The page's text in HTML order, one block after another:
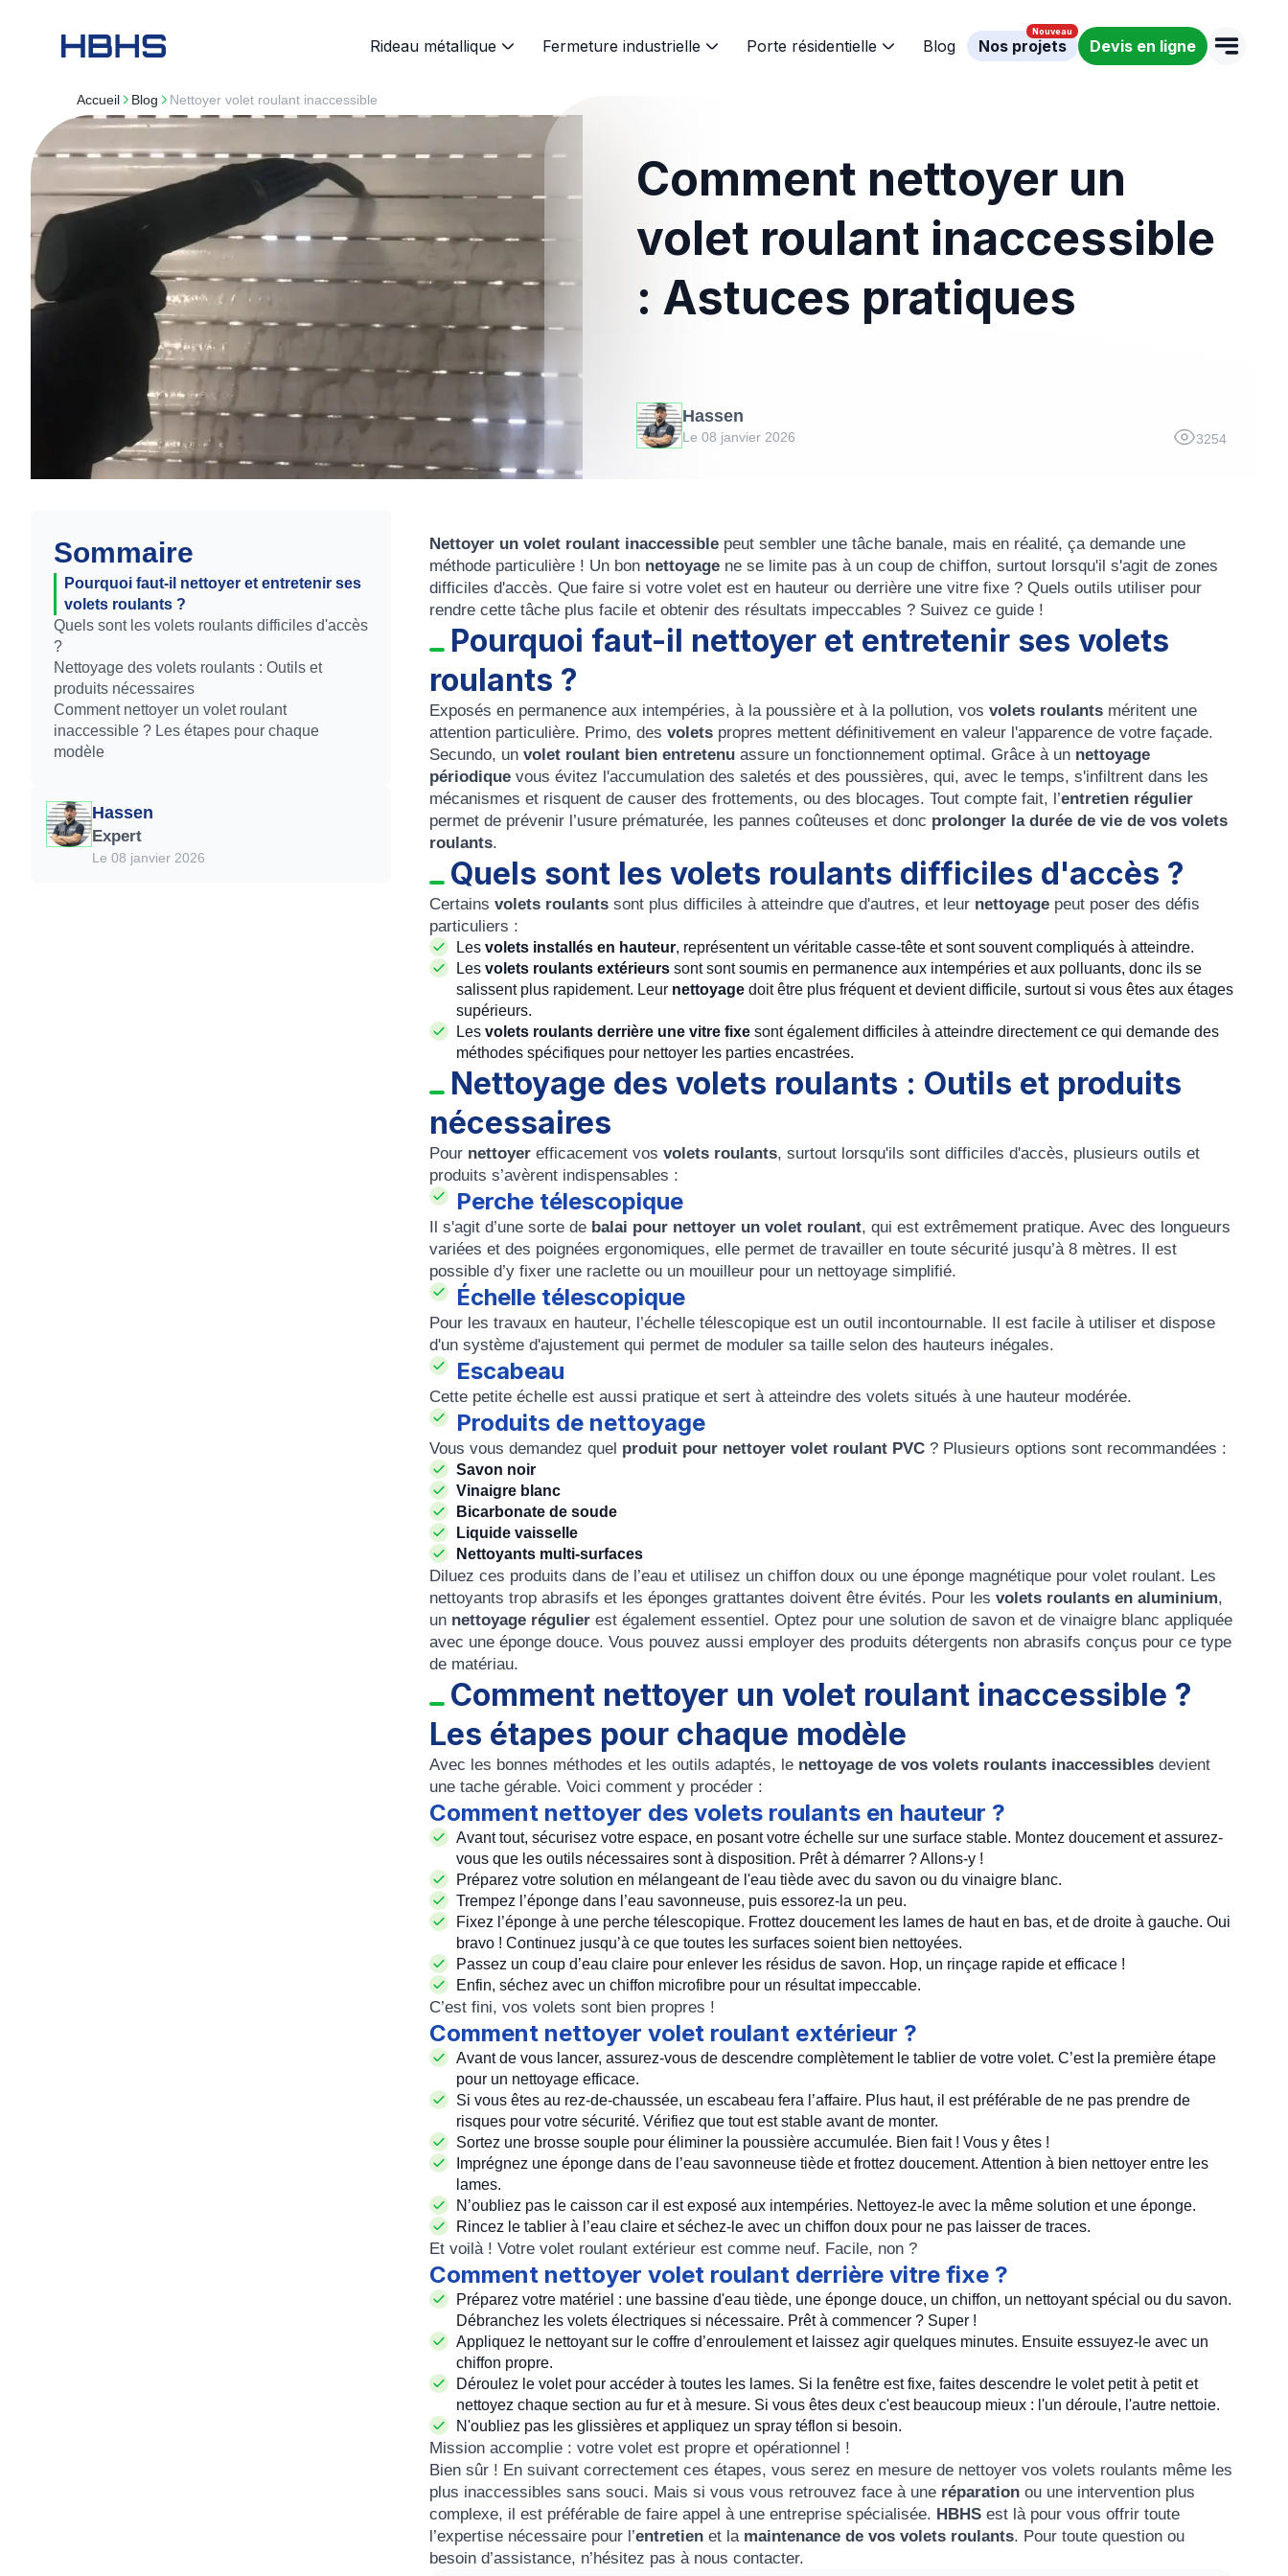
Rideau métallique Fermeture industrielle Porte résidentielle Blog Nos projets Devis en ligne
Accueil blog Nettoyer volet roulant inaccessible
Comment nettoyer un
volet roulant inaccessible
: Astuces pratiques
Hassen
Le 08 janvier 2026 3254
Sommaire
Pourquoi faut-il nettoyer et entretenir ses
volets roulants ?
Quels sont les volets roulants difficiles d'accès
?
Nettoyage des volets roulants : Outils et
produits nécessaires
Comment nettoyer un volet roulant
inaccessible ? Les étapes pour chaque
modèle
Hassen
Expert
Le 08 janvier 2026
Nettoyer un volet roulant inaccessible peut sembler une tâche banale, mais en réalité, ça demande une
méthode particulière ! Un bon nettoyage ne se limite pas à un coup de chiffon, surtout lorsqu'il s'agit de zones
difficiles d'accès. Que faire si votre volet est en hauteur ou derrière une vitre fixe ? Quels outils utiliser pour
rendre cette tâche plus facile et obtenir des résultats impeccables ? Suivez ce guide !
Pourquoi faut-il nettoyer et entretenir ses volets
roulants ?
Exposés en permanence aux intempéries, à la poussière et à la pollution, vos volets roulants méritent une
attention particulière. Primo, des volets propres mettent définitivement en valeur l'apparence de votre façade.
Secundo, un volet roulant bien entretenu assure un fonctionnement optimal. Grâce à un nettoyage
périodique vous évitez l'accumulation des saletés et des poussières, qui, avec le temps, s'infiltrent dans les
mécanismes et risquent de causer des frottements, ou des blocages. Tout compte fait, l’entretien régulier
permet de prévenir l’usure prématurée, les pannes coûteuses et donc prolonger la durée de vie de vos volets
roulants.
Quels sont les volets roulants difficiles d'accès ?
Certains volets roulants sont plus difficiles à atteindre que d'autres, et leur nettoyage peut poser des défis
particuliers :
Les volets installés en hauteur, représentent un véritable casse-tête et sont souvent compliqués à atteindre.
Les volets roulants extérieurs sont sont soumis en permanence aux intempéries et aux polluants, donc ils se
salissent plus rapidement. Leur nettoyage doit être plus fréquent et devient difficile, surtout si vous êtes aux étages
supérieurs.
Les volets roulants derrière une vitre fixe sont également difficiles à atteindre directement ce qui demande des
méthodes spécifiques pour nettoyer les parties encastrées.
Nettoyage des volets roulants : Outils et produits
nécessaires
Pour nettoyer efficacement vos volets roulants, surtout lorsqu'ils sont difficiles d'accès, plusieurs outils et
produits s’avèrent indispensables :
Perche télescopique
Il s'agit d’une sorte de balai pour nettoyer un volet roulant, qui est extrêmement pratique. Avec des longueurs
variées et des poignées ergonomiques, elle permet de travailler en toute sécurité jusqu’à 8 mètres. Il est
possible d’y fixer une raclette ou un mouilleur pour un nettoyage simplifié.
Échelle télescopique
Pour les travaux en hauteur, l’échelle télescopique est un outil incontournable. Il est facile à utiliser et dispose
d'un système d'ajustement qui permet de moduler sa taille selon des hauteurs inégales.
Escabeau
Cette petite échelle est aussi pratique et sert à atteindre des volets situés à une hauteur modérée.
Produits de nettoyage
Vous vous demandez quel produit pour nettoyer volet roulant PVC ? Plusieurs options sont recommandées :
Savon noir
Vinaigre blanc
Bicarbonate de soude
Liquide vaisselle
Nettoyants multi-surfaces
Diluez ces produits dans de l’eau et utilisez un chiffon doux ou une éponge magnétique pour volet roulant. Les
nettoyants trop abrasifs et les éponges grattantes doivent être évités. Pour les volets roulants en aluminium,
un nettoyage régulier est également essentiel. Optez pour une solution de savon et de vinaigre blanc appliquée
avec une éponge douce. Vous pouvez aussi employer des produits détergents non abrasifs conçus pour ce type
de matériau.
Comment nettoyer un volet roulant inaccessible ?
Les étapes pour chaque modèle
Avec les bonnes méthodes et les outils adaptés, le nettoyage de vos volets roulants inaccessibles devient
une tache gérable. Voici comment y procéder :
Comment nettoyer des volets roulants en hauteur ?
Avant tout, sécurisez votre espace, en posant votre échelle sur une surface stable. Montez doucement et assurez-
vous que les outils nécessaires sont à disposition. Prêt à démarrer ? Allons-y !
Préparez votre solution en mélangeant de l'eau tiède avec du savon ou du vinaigre blanc.
Trempez l’éponge dans l’eau savonneuse, puis essorez-la un peu.
Fixez l’éponge à une perche télescopique. Frottez doucement les lames de haut en bas, et de droite à gauche. Oui
bravo ! Continuez jusqu’à ce que toutes les surfaces soient bien nettoyées.
Passez un coup d’eau claire pour enlever les résidus de savon. Hop, un rinçage rapide et efficace !
Enfin, séchez avec un chiffon microfibre pour un résultat impeccable.
C’est fini, vos volets sont bien propres !
Comment nettoyer volet roulant extérieur ?
Avant de vous lancer, assurez-vous de descendre complètement le tablier de votre volet. C’est la première étape
pour un nettoyage efficace.
Si vous êtes au rez-de-chaussée, un escabeau fera l’affaire. Plus haut, il est préférable de ne pas prendre de
risques pour votre sécurité. Vérifiez que tout est stable avant de monter.
Sortez une brosse souple pour éliminer la poussière accumulée. Bien fait ! Vous y êtes !
Imprégnez une éponge dans de l’eau savonneuse tiède et frottez doucement. Attention à bien nettoyer entre les
lames.
N’oubliez pas le caisson car il est exposé aux intempéries. Nettoyez-le avec la même solution et une éponge.
Rincez le tablier à l’eau claire et séchez-le avec un chiffon doux pour ne pas laisser de traces.
Et voilà ! Votre volet roulant extérieur est comme neuf. Facile, non ?
Comment nettoyer volet roulant derrière vitre fixe ?
Préparez votre matériel : une bassine d'eau tiède, une éponge douce, un chiffon, un nettoyant spécial ou du savon.
Débranchez les volets électriques si nécessaire. Prêt à commencer ? Super !
Appliquez le nettoyant sur le coffre d’enroulement et laissez agir quelques minutes. Ensuite essuyez-le avec un
chiffon propre.
Déroulez le volet pour accéder à toutes les lames. Si la fenêtre est fixe, faites descendre le volet petit à petit et
nettoyez chaque section au fur et à mesure. Si vous êtes deux c'est beaucoup mieux : l'un déroule, l'autre nettoie.
N'oubliez pas les glissières et appliquez un spray téflon si besoin.
Mission accomplie : votre volet est propre et opérationnel !
Bien sûr ! En suivant correctement ces étapes, vous serez en mesure de nettoyer vos volets roulants même les
plus inaccessibles sans souci. Mais si vous vous retrouvez face à une réparation ou une intervention plus
complexe, il est préférable de faire appel à une entreprise spécialisée. HBHS est là pour vous offrir toute
l’expertise nécessaire pour l’entretien et lamaintenance de vos volets roulants. Pour toute question ou
besoin d’assistance, n’hésitez pas à nous contacter.